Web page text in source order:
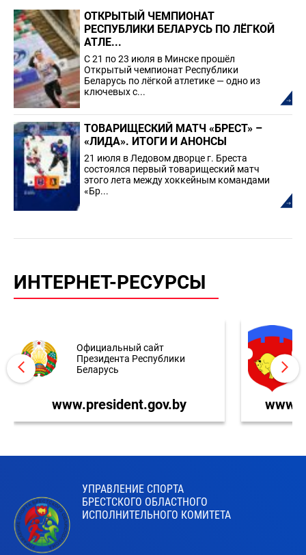
ОТКРЫТЫЙ ЧЕМПИОНАТ
РЕСПУБЛИКИ БЕЛАРУСЬ ПО ЛЁГКОЙ
АТЛЕ...
С 21 по 23 июля в Минске прошёл
Открытый чемпионат Республики
Беларусь по лёгкой атлетике — одно из
ключевых с...
ТОВАРИЩЕСКИЙ МАТЧ «БРЕСТ» –
«ЛИДА». ИТОГИ И АНОНСЫ
21 июля в Ледовом дворце г. Бреста
состоялся первый товарищеский матч
этого лета между хоккейным командами
«Бр...
ИНТЕРНЕТ-РЕСУРСЫ
Официальный сайт
Президента Республики
Беларусь
www.president.gov.by
УПРАВЛЕНИЕ СПОРТА
БРЕСТСКОГО ОБЛАСТНОГО
ИСПОЛНИТЕЛЬНОГО КОМИТЕТА